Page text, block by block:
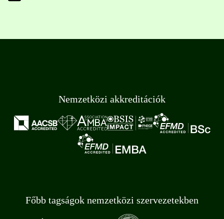
Nemzetközi akkreditációk
Főbb tagságok nemzetközi szervezetekben